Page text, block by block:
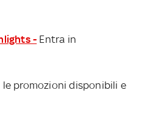
- Entra in
le promozioni disponibili e